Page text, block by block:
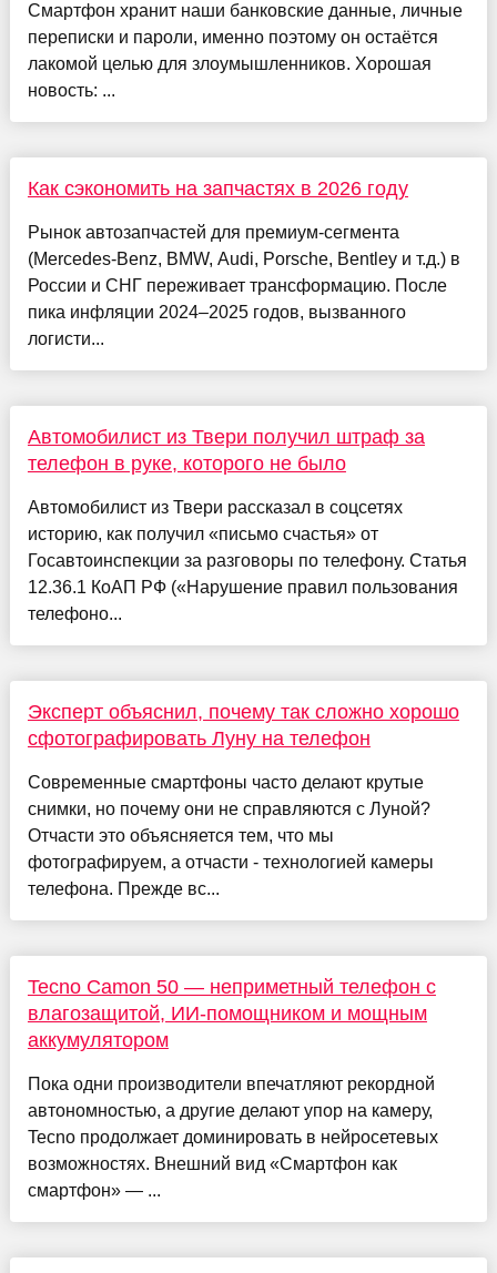
Смартфон хранит наши банковские данные, личные
переписки и пароли, именно поэтому он остаётся
лакомой целью для злоумышленников. Хорошая
новость: ...
Как сэкономить на запчастях в 2026 году
Рынок автозапчастей для премиум-сегмента
(Mercedes-Benz, BMW, Audi, Porsche, Bentley и т.д.) в
России и СНГ переживает трансформацию. После
пика инфляции 2024–2025 годов, вызванного
логисти...
Автомобилист из Твери получил штраф за
телефон в руке, которого не было
Автомобилист из Твери рассказал в соцсетях
историю, как получил «письмо счастья» от
Госавтоинспекции за разговоры по телефону. Статья
12.36.1 КоАП РФ («Нарушение правил пользования
телефоно...
Эксперт объяснил, почему так сложно хорошо
сфотографировать Луну на телефон
Современные смартфоны часто делают крутые
снимки, но почему они не справляются с Луной?
Отчасти это объясняется тем, что мы
фотографируем, а отчасти - технологией камеры
телефона. Прежде вс...
Tecno Camon 50 — неприметный телефон с
влагозащитой, ИИ-помощником и мощным
аккумулятором
Пока одни производители впечатляют рекордной
автономностью, а другие делают упор на камеру,
Tecno продолжает доминировать в нейросетевых
возможностях. Внешний вид «Смартфон как
смартфон» — ...